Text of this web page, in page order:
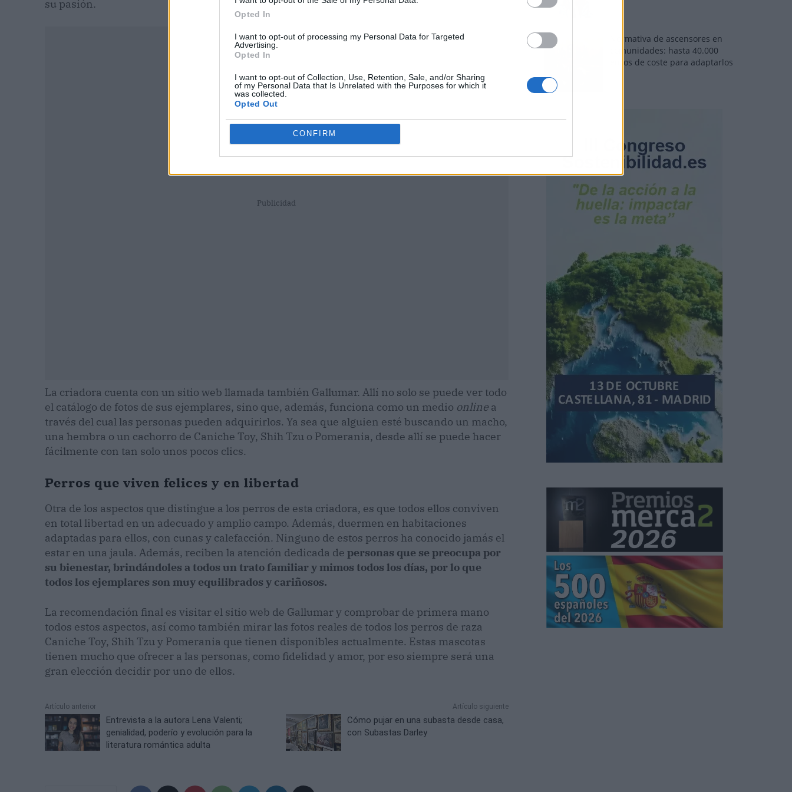
Opted In
I want to opt-out of processing my Personal Data for Targeted
Advertising.
Opted In
I want to opt-out of Collection, Use, Retention, Sale, and/or Sharing
of my Personal Data that Is Unrelated with the Purposes for which it
was collected.
Opted Out
CONFIRM
su pasión.
Publicidad
La criadora cuenta con un sitio web llamada también Gallumar. Allí no solo se puede ver todo
el catálogo de fotos de sus ejemplares, sino que, además, funciona como un medio online a
través del cual las personas pueden adquirirlos. Ya sea que alguien esté buscando un macho,
una hembra o un cachorro de Caniche Toy, Shih Tzu o Pomerania, desde allí se puede hacer
fácilmente con tan solo unos pocos clics.
Perros que viven felices y en libertad
Otra de los aspectos que distingue a los perros de esta criadora, es que todos ellos conviven
en total libertad en un adecuado y amplio campo. Además, duermen en habitaciones
adaptadas para ellos, con cunas y calefacción. Ninguno de estos perros ha conocido jamás el
estar en una jaula. Además, reciben la atención dedicada de personas que se preocupa por
su bienestar, brindándoles a todos un trato familiar y mimos todos los días, por lo que
todos los ejemplares son muy equilibrados y cariñosos.
La recomendación final es visitar el sitio web de Gallumar y comprobar de primera mano
todos estos aspectos, así como también mirar las fotos reales de todos los perros de raza
Caniche Toy, Shih Tzu y Pomerania que tienen disponibles actualmente. Estas mascotas
tienen mucho que ofrecer a las personas, como fidelidad y amor, por eso siempre será una
gran elección decidir por uno de ellos.
Artículo anterior
Entrevista a la autora Lena Valenti;
genialidad, poderío y evolución para la
literatura romántica adulta
Artículo siguiente
Cómo pujar en una subasta desde casa,
con Subastas Darley
Normativa de ascensores en
comunidades: hasta 40.000
euros de coste para adaptarlos